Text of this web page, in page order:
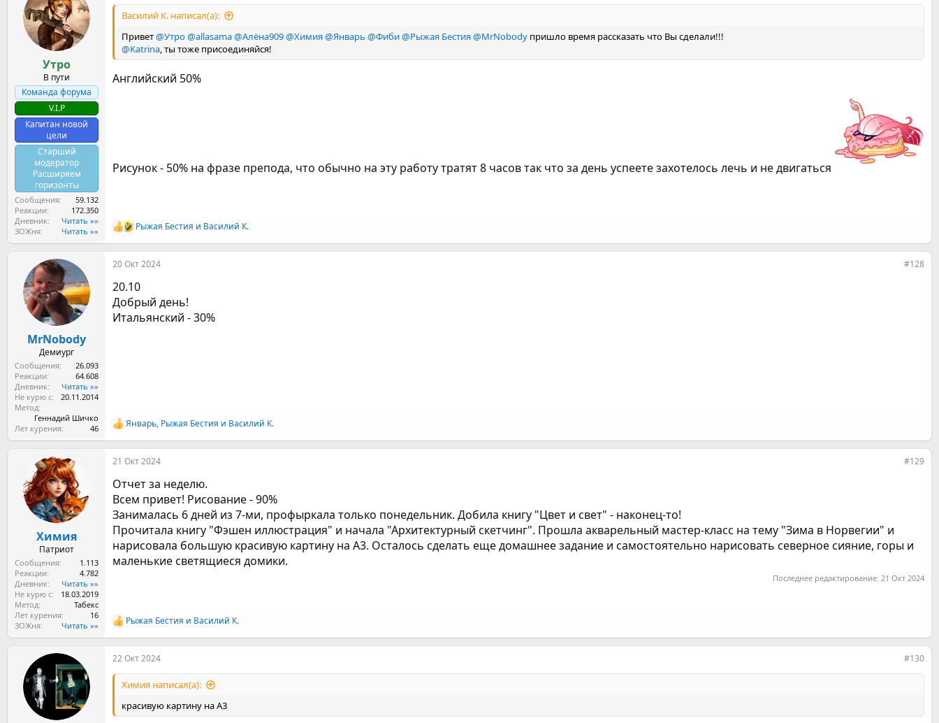
Утро
В пути
Команда форума
V.I.P
Капитан новой
цели
Старший
модератор
Расширяем
горизонты
Сообщения
59.132
Реакции
172.350
Дневник
Читать »»
ЗОЖня
Читать »»
Василий К. написал(а):
Привет@Утро@allasama@Алёна909@Химия@Январь @Фиби@Рыжая Бестия@MrNobody пришло время рассказать что Вы сделали!!!
@Katrinа, ты тоже присоединяйся!
Английский 50%
Рисунок - 50% на фразе препода, что обычно на эту работу тратят 8 часов так что за день успеете захотелось лечь и не двигаться
Р
е
а
к
и
и
:
Рыжая Бестия и Василий К.
MrNobody
Демиург
Сообщения
26.093
Реакции
64.608
Дневник
Читать »»
Не курю с
20.11.2014
Метод
Геннадий Шичко
Лет курения
46
20 Окт 2024 #128
20.10
Добрый день!
Итальянский - 30%
Р
е
а
к
и
и
:
Январь, Рыжая Бестия и Василий К.
Химия
Патриот
Сообщения
1.113
Реакции
4.782
Дневник
Читать »»
Не курю с
18.03.2019
Метод
Табекс
Лет курения
16
ЗОЖня
Читать »»
21 Окт 2024 #129
Отчет за неделю.
Всем привет! Рисование - 90%
Занималась 6 дней из 7-ми, профыркала только понедельник. Добила книгу "Цвет и свет" - наконец-то!
Прочитала книгу "Фэшен иллюстрация" и начала "Архитектурный скетчинг". Прошла акварельный мастер-класс на тему "Зима в Норвегии" и
нарисовала большую красивую картину на А3. Осталось сделать еще домашнее задание и самостоятельно нарисовать северное сияние, горы и
маленькие светящиеся домики.
Последнее редактирование: 21 Окт 2024
Р
е
а
к
Рыжая Бестия и Василий К.
22 Окт 2024 #130
Химия написал(а):
красивую картину на А3